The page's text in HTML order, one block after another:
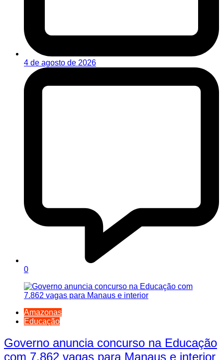
4 de agosto de 2026
0
Amazonas
Educação
Governo anuncia concurso na Educação
com 7.862 vagas para Manaus e interior